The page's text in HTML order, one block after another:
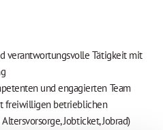
verantwortungsvolle Tätigkeit mit
und engagierten Team
freiwilligen betrieblichen
Jobticket, Jobrad)